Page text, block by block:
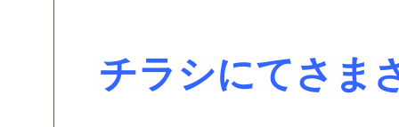
チラシにてさま